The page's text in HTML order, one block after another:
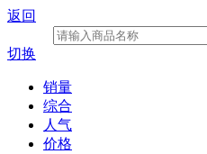
返回
切换
销量
综合
人气
价格